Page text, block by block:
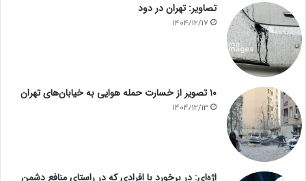
تصاویر: تهران در دود
1404/12/17
۱۰ تصویر از خسارت حمله هوایی به خیابان‌های تهران
1404/12/13
اژه‌ای: در برخورد با افرادی که در راستای منافع دشمن